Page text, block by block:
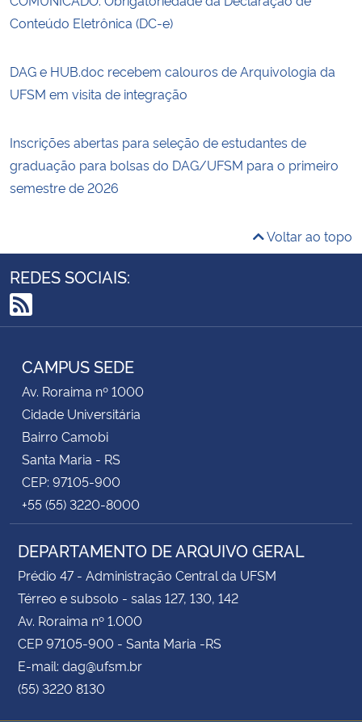
Conteúdo Eletrônica (DC-e)
DAG e HUB.doc recebem calouros de Arquivologia da
UFSM em visita de integração
Inscrições abertas para seleção de estudantes de
graduação para bolsas do DAG/UFSM para o primeiro
semestre de 2026
Voltar ao topo
REDES SOCIAIS:
RSS
CAMPUS SEDE
Av. Roraima nº 1000
Cidade Universitária
Bairro Camobi
Santa Maria - RS
CEP: 97105-900
+55 (55) 3220-8000
DEPARTAMENTO DE ARQUIVO GERAL
Prédio 47 - Administração Central da UFSM
Térreo e subsolo - salas 127, 130, 142
Av. Roraima nº 1.000
CEP 97105-900 - Santa Maria -RS
E-mail: dag@ufsm.br
(55) 3220 8130